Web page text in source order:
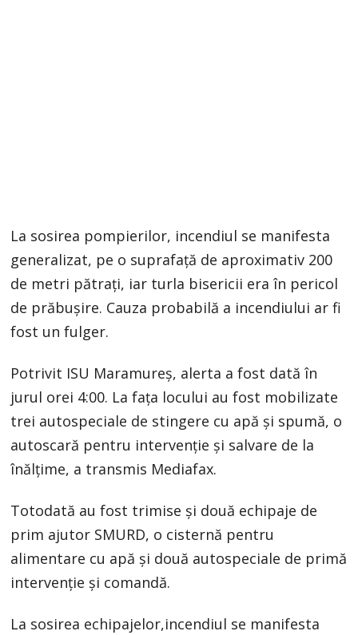
La sosirea pompierilor, incendiul se manifesta
generalizat, pe o suprafață de aproximativ 200
de metri pătrați, iar turla bisericii era în pericol
de prăbușire. Cauza probabilă a incendiului ar fi
fost un fulger.
Potrivit ISU Maramureș, alerta a fost dată în
jurul orei 4:00. La fața locului au fost mobilizate
trei autospeciale de stingere cu apă și spumă, o
autoscară pentru intervenție și salvare de la
înălțime, a transmis Mediafax.
Totodată au fost trimise și două echipaje de
prim ajutor SMURD, o cisternă pentru
alimentare cu apă și două autospeciale de primă
intervenție și comandă.
La sosirea echipajelor,incendiul se manifesta